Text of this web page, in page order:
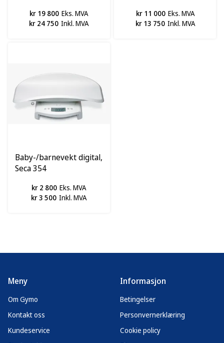
kr 19 800 Eks. MVA
kr 24 750 Inkl. MVA
kr 11 000 Eks. MVA
kr 13 750 Inkl. MVA
Baby-/barnevekt digital,
Seca 354
kr 2 800 Eks. MVA
kr 3 500 Inkl. MVA
Meny
Om Gymo
Kontakt oss
Kundeservice
Informasjon
Betingelser
Personvernerklæring
Cookie policy